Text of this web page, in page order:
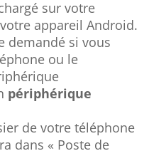
sur votre
appareil Android.
demandé si vous
ou le
périphérique
de votre téléphone
dans « Poste de